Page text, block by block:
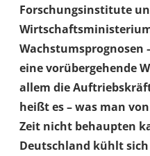
Forschungsinstitute
Wachstumsprognosen
eine vorübergehende
allem die
heißt es – was man
Zeit nicht behaupten
Deutschland kühlt